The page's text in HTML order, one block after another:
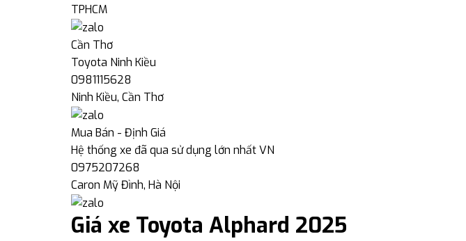
TPHCM
Cần Thơ
Toyota Ninh Kiều
0981115628
Ninh Kiều, Cần Thơ
Mua Bán - Định Giá
Hệ thống xe đã qua sử dụng lớn nhất VN
0975207268
Caron Mỹ Đình, Hà Nội
Giá xe Toyota Alphard 2025